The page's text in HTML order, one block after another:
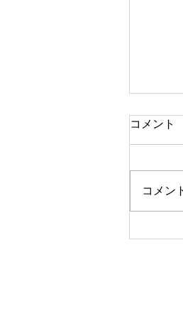
文旦
コメント
コメン